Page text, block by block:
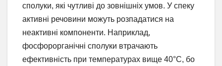
сполуки, які чутливі до зовнішніх умов. У спеку
активні речовини можуть розпадатися на
неактивні компоненти. Наприклад,
фосфорорганічні сполуки втрачають
ефективність при температурах вище 40°C, бо